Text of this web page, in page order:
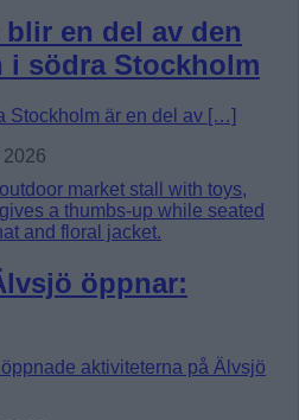
en del av den
i södra Stockholm
Stockholm är en del av […]
öppnar:
aktiviteterna på Älvsjö